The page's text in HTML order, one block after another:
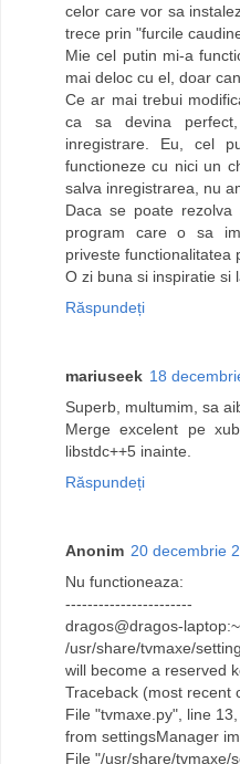
celor care vor sa
trece prin "furcile
Mie cel putin mi-a
mai deloc cu el, doar
Ce ar mai trebui
ca sa devina
inregistrare. Eu, cel
functioneze cu nici un
salva inregistrarea, nu
Daca se poate
program care o sa
priveste functionalitatea
O zi buna si inspiratie si
Răspundeți
mariuseek 18
Superb, multumim, sa
Merge excelent pe
libstdc++5 inainte.
Răspundeți
Anonim 20 decembrie
Nu functioneaza:
-----------------------
dragos@dragos-
/usr/share/tvmaxe/
will become a reserved
Traceback (most recent
File "tvmaxe.py", line 13,
from settingsManager
File "/usr/share/tvmaxe/